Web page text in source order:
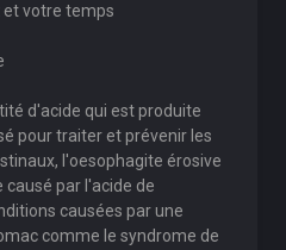
et votre temps
d'acide qui est produite
pour traiter et prévenir les
l'oesophagite érosive
par l'acide de
causées par une
comme le syndrome de